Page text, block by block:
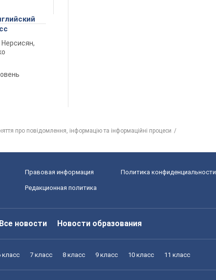
про повідомлення, інформацію та інформаційні процеси
Правовая информация Политика конфиденциальности
Редакционная политика
Все новости Новости образования
класс 7 класс 8 класс 9 класс 10 класс 11 класс